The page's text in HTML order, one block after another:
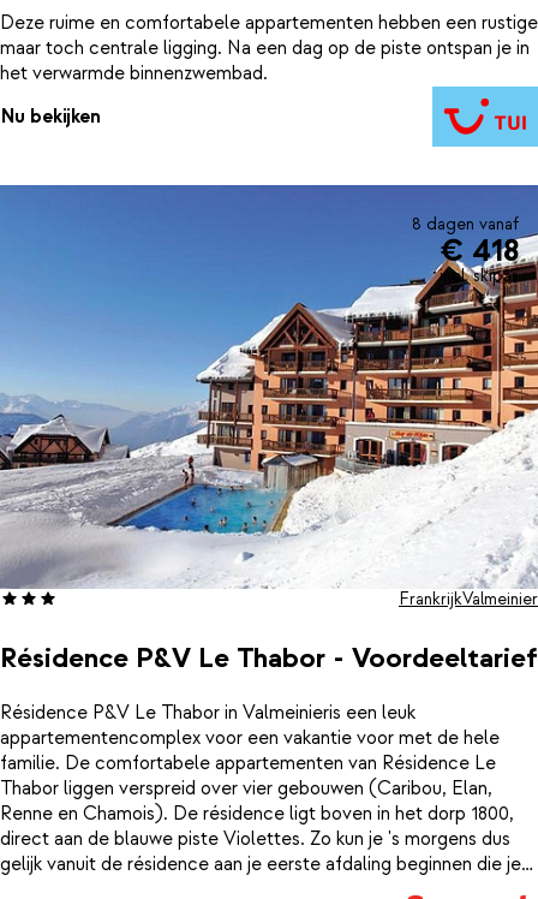
Deze ruime en comfortabele appartementen hebben een rustige
maar toch centrale ligging. Na een dag op de piste ontspan je in
het verwarmde binnenzwembad.
Nu bekijken
8 dagen vanaf
€ 418
incl. skipas
Résidence P&V Le Thabor - Voordeeltarief
FrankrijkValmeinier
Résidence P&V Le Thabor in Valmeinieris een leuk
appartementencomplex voor een vakantie voor met de hele
familie. De comfortabele appartementen van Résidence Le
Thabor liggen verspreid over vier gebouwen (Caribou, Elan,
Renne en Chamois). De résidence ligt boven in het dorp 1800,
direct aan de blauwe piste Violettes. Zo kun je 's morgens dus
gelijk vanuit de résidence aan je eerste afdaling beginnen die je